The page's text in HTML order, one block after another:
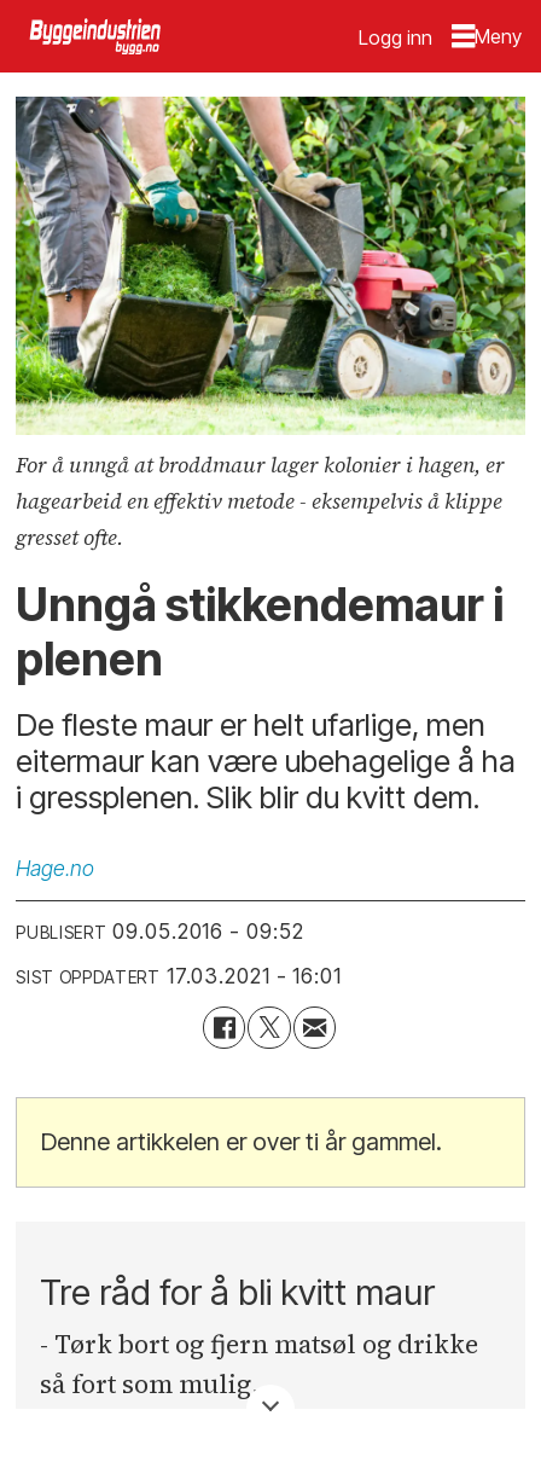
Logg inn
For å unngå at broddmaur lager kolonier i hagen, er
hagearbeid en effektiv metode - eksempelvis å klippe
gresset ofte.
Unngå stikkendemaur i
plenen
De fleste maur er helt ufarlige, men
eitermaur kan være ubehagelige å ha
i gressplenen. Slik blir du kvitt dem.
Hage.no
PUBLISERT 09.05.2016 - 09:52
SIST OPPDATERT 17.03.2021 - 16:01
Denne artikkelen er over ti år gammel.
Tre råd for å bli kvitt maur
- Tørk bort og fjern matsøl og drikke
så fort som mulig.